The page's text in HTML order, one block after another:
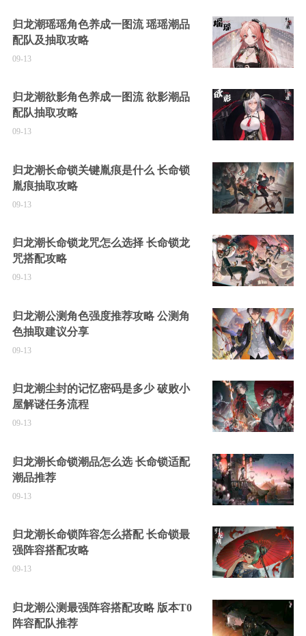
归龙潮瑶瑶角色养成一图流 瑶瑶潮品
配队及抽取攻略
09-13
归龙潮欲影角色养成一图流 欲影潮品
配队抽取攻略
09-13
归龙潮长命锁关键胤痕是什么 长命锁
胤痕抽取攻略
09-13
归龙潮长命锁龙咒怎么选择 长命锁龙
咒搭配攻略
09-13
归龙潮公测角色强度推荐攻略 公测角
色抽取建议分享
09-13
归龙潮尘封的记忆密码是多少 破败小
屋解谜任务流程
09-13
归龙潮长命锁潮品怎么选 长命锁适配
潮品推荐
09-13
归龙潮长命锁阵容怎么搭配 长命锁最
强阵容搭配攻略
09-13
归龙潮公测最强阵容搭配攻略 版本T0
阵容配队推荐